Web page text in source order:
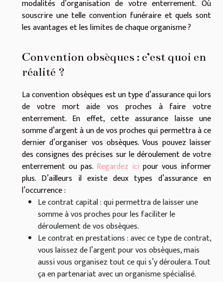
modalités d’organisation de votre enterrement. Où
souscrire une telle convention funéraire et quels sont
les avantages et les limites de chaque organisme ?
Convention obsèques : c’est quoi en
réalité ?
La convention obsèques est un type d’assurance qui lors
de votre mort aide vos proches à faire votre
enterrement. En effet, cette assurance laisse une
somme d’argent à un de vos proches qui permettra à ce
dernier d’organiser vos obsèques. Vous pouvez laisser
des consignes des précises sur le déroulement de votre
enterrement ou pas. Regardez ici pour vous informer
plus. D’ailleurs il existe deux types d’assurance en
l’occurrence :
Le contrat capital : qui permettra de laisser une
somme à vos proches pour les faciliter le
déroulement de vos obsèques.
Le contrat en prestations : avec ce type de contrat,
vous laissez de l’argent pour vos obsèques, mais
aussi vous organisez tout ce qui s’y déroulera. Tout
ça en partenariat avec un organisme spécialisé.